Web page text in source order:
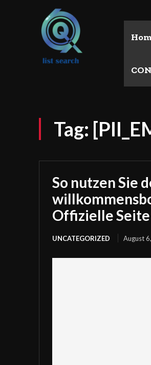
Tag:
So nutzen Sie
Offizielle Seite
UNCATEGORIZED August